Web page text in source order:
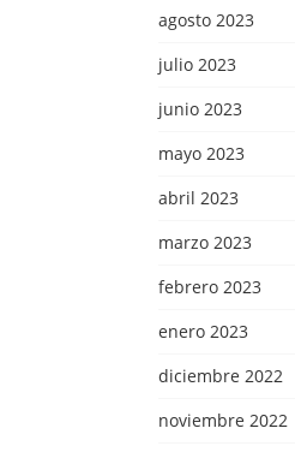
agosto 2023
julio 2023
junio 2023
mayo 2023
abril 2023
marzo 2023
febrero 2023
enero 2023
diciembre 2022
noviembre 2022